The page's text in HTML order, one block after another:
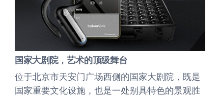
国家大剧院，艺术的顶级舞台
位于北京市天安门广场西侧的国家大剧院，既是
国家重要文化设施，也是一处别具特色的景观胜